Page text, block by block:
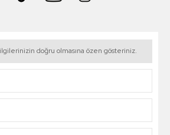
doğru olmasına özen gösteriniz.